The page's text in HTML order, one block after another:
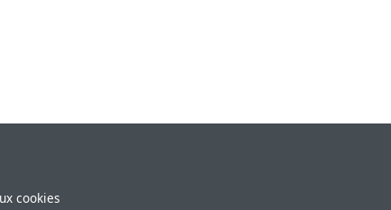
cookies